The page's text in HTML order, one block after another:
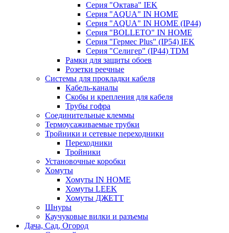
Серия "Октава" IEK
Серия "AQUA" IN HOME
Серия "AQUA" IN HOME (IP44)
Серия "BОLLETO" IN HOME
Серия "Гермес Plus" (IP54) IEK
Серия "Селигер" (IP44) TDM
Рамки для защиты обоев
Розетки реечные
Системы для прокладки кабеля
Кабель-каналы
Скобы и крепления для кабеля
Трубы гофра
Соединительные клеммы
Термоусаживаемые трубки
Тройники и сетевые переходники
Переходники
Тройники
Установочные коробки
Хомуты
Хомуты IN HOME
Хомуты LEEK
Хомуты ДЖЕТТ
Шнуры
Каучуковые вилки и разъемы
Дача, Сад, Огород